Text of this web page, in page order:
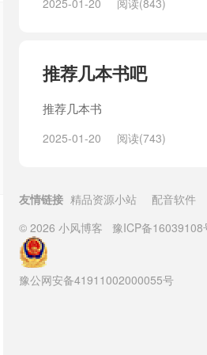
2025-01-20 阅读(843)
推荐几本书吧
推荐几本书
2025-01-20 阅读(743)
友情链接 精品资源小站
配音软件
© 2026 小风博客 豫ICP备16039108
豫公网安备41911002000055号